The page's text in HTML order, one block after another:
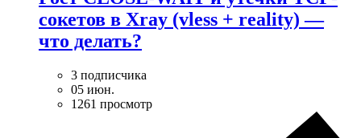
сокетов в Xray (vless + reality) —
что делать?
3 подписчика
05 июн.
1261 просмотр